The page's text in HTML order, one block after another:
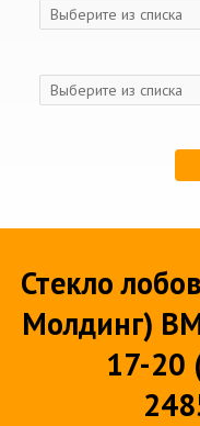
Стекло
Молдинг)
17-20